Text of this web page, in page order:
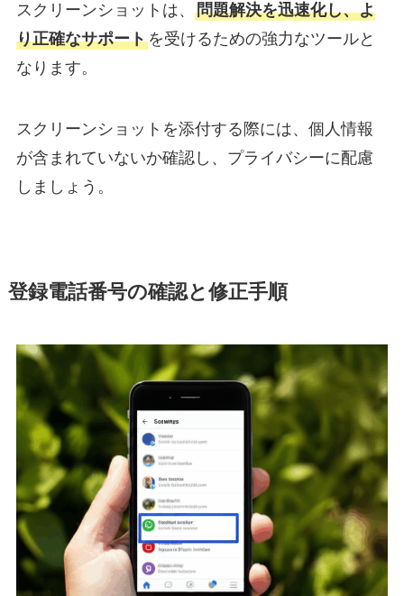
スクリーンショットは、 問題解決を迅速化し、よ
り正確なサポートを受けるための強力なツールと
なります。
スクリーンショットを添付する際には、個人情報
が含まれていないか確認し、プライバシーに配慮
しましょう。
登録電話番号の確認と修正手順